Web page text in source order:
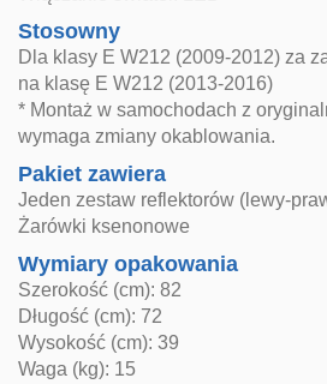
Stosowny
Dla klasy E W212 (2009-2012) za
na klasę E W212 (2013-2016)
* Montaż w samochodach z
wymaga zmiany okablowania.
Pakiet zawiera
Jeden zestaw reflektorów (lewy-
Żarówki ksenonowe
Wymiary opakowania
Szerokość (cm): 82
Długość (cm): 72
Wysokość (cm): 39
Waga (kg): 15